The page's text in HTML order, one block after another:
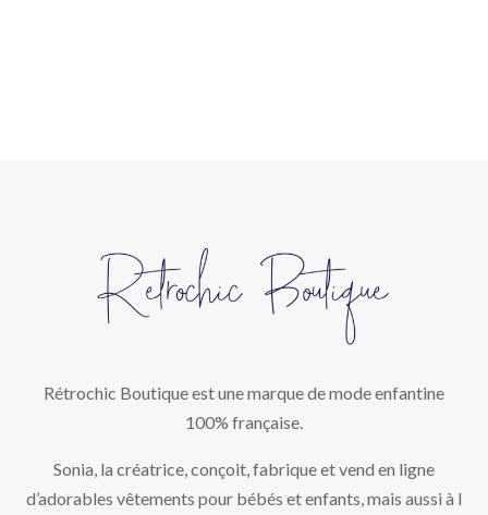
Rétrochic Boutique est une marque de mode enfantine
100% française.
Sonia, la créatrice, conçoit, fabrique et vend en ligne
d’adorables vêtements pour bébés et enfants, mais aussi à l